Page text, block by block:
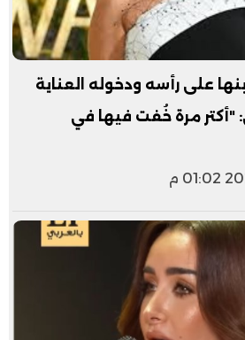
على رأسه ودخوله العناية
"أكتر مرة خُفت فيها في